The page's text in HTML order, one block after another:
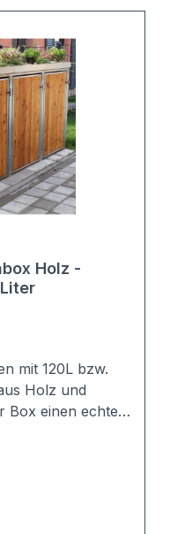
Holz -
mit 120L bzw.
Holz und
Box einen echten